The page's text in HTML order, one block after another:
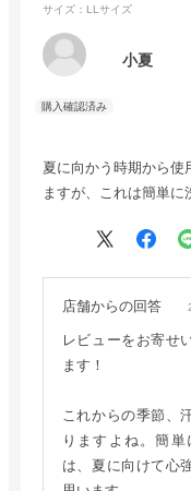
サイズ：LLサイズ
小夏
夏に向かう時期から使
ますが、これは簡単に
店舗からの回答
レビューをお寄せ
ます！
これからの季節、
りますよね。簡
は、夏に向けて心